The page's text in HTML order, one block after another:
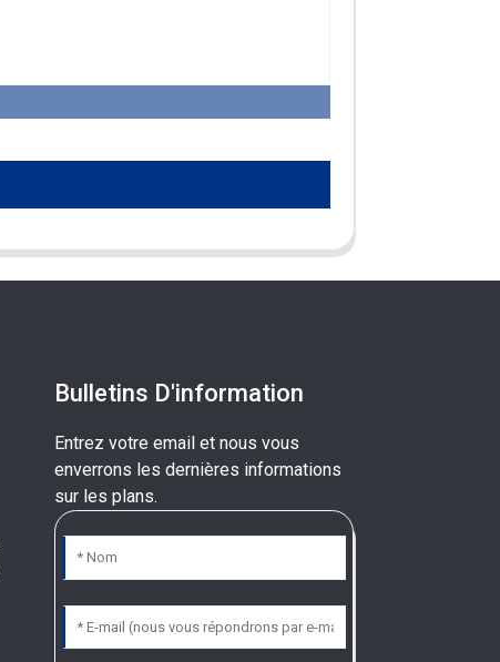
Bulletins D'information
Entrez votre email et nous vous
enverrons les dernières informations
sur les plans.